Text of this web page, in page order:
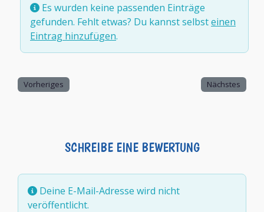
Es wurden keine passenden Einträge
gefunden. Fehlt etwas? Du kannst selbsteinen
Eintrag hinzufügen.
Vorheriges Nächstes
SCHREIBE EINE BEWERTUNG
Deine E-Mail-Adresse wird nicht
veröffentlicht.